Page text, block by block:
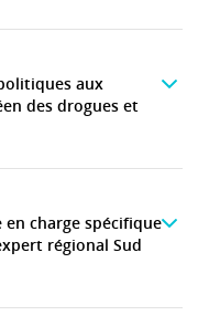
aux
des drogues et
charge spécifique
régional Sud